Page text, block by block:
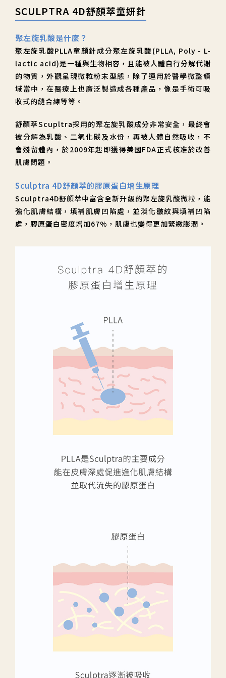
SCULPTRA 4D舒顏萃童妍針
聚左旋乳酸是什麼？
聚左旋乳酸PLLA童顏針成分聚左旋乳酸(PLLA, Poly - L-
lactic acid)是一種與生物相容，且能被人體自行分解代謝
的物質，外觀呈現微粒粉末型態，除了運用於醫學微整領
域當中，在醫療上也廣泛製造成各種產品，像是手術可吸
收式的縫合線等等。
舒顏萃Scupltra採用的聚左旋乳酸成分非常安全，最終會
被分解為乳酸、二氧化碳及水份，再被人體自然吸收，不
會殘留體內，於2009年起即獲得美國FDA正式核准於改善
肌膚問題。
Sculptra 4D舒顏萃的膠原蛋白增生原理
Sculptra4D舒顏萃中富含全新升級的聚左旋乳酸微粒，能
強化肌膚結構，填補肌膚凹陷處，並淡化皺紋與填補凹陷
處，膠原蛋白密度增加67%，肌膚也變得更加緊緻膨潤。